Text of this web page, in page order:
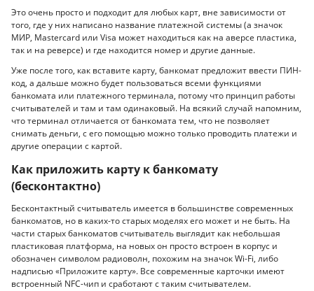
Это очень просто и подходит для любых карт, вне зависимости от
того, где у них написано название платежной системы (а значок
МИР, Mastercard или Visa может находиться как на аверсе пластика,
так и на реверсе) и где находится номер и другие данные.
Уже после того, как вставите карту, банкомат предложит ввести ПИН-
код, а дальше можно будет пользоваться всеми функциями
банкомата или платежного терминала, потому что принцип работы
считывателей и там и там одинаковый. На всякий случай напомним,
что терминал отличается от банкомата тем, что не позволяет
снимать деньги, с его помощью можно только проводить платежи и
другие операции с картой.
Как приложить карту к банкомату
(бесконтактно)
Бесконтактный считыватель имеется в большинстве современных
банкоматов, но в каких-то старых моделях его может и не быть. На
части старых банкоматов считыватель выглядит как небольшая
пластиковая платформа, на новых он просто встроен в корпус и
обозначен символом радиоволн, похожим на значок Wi-Fi, либо
надписью «Приложите карту». Все современные карточки имеют
встроенный NFC-чип и сработают с таким считывателем.